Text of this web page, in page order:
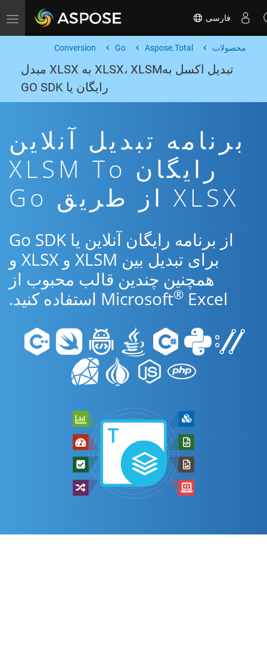
Toggle navigation فارسی
محصولات Aspose.Total
Go
Conversion
تبدیل اکسل بهXLSX، XLSM به XLSX مبدل
رایگان یا GO SDK
برنامه تبدیل آنلاین
رایگان XLSM To
XLSX از طریق Go
از برنامه رایگان آنلاین یا Go SDK
برای تبدیل بین XLSM و XLSX و
همچنین چندین قالب محبوب از
Microsoft® Excel استفاده کنید.